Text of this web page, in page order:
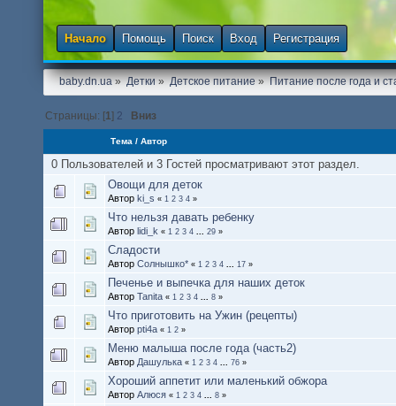
Начало Помощь Поиск Вход Регистрация
baby.dn.ua» Детки» Детское питание» Питание после года и
Страницы: [1] 2 Вниз
Тема / Автор
0 Пользователей и 3 Гостей просматривают этот раздел.
Овощи для деток
Автор ki_s « 1 2 3 4 »
Что нельзя давать ребенку
Автор lidi_k « 1 2 3 4 ... 29 »
Сладости
Автор Солнышко* « 1 2 3 4 ... 17 »
Печенье и выпечка для наших деток
Автор Tanita « 1 2 3 4 ... 8 »
Что приготовить на Ужин (рецепты)
Автор pti4a « 1 2 »
Меню малыша после года (часть2)
Автор Дашулька « 1 2 3 4 ... 76 »
Хороший аппетит или маленький обжора
Автор Алюся « 1 2 3 4 ... 8 »